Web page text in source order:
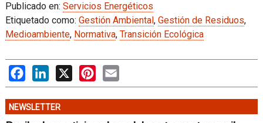
Publicado en: Servicios Energéticos
Etiquetado como: Gestión Ambiental, Gestión de Residuos,
Medioambiente, Normativa, Transición Ecológica
FacebookLinkedIn
X PinterestEmail
NEWSLETTER